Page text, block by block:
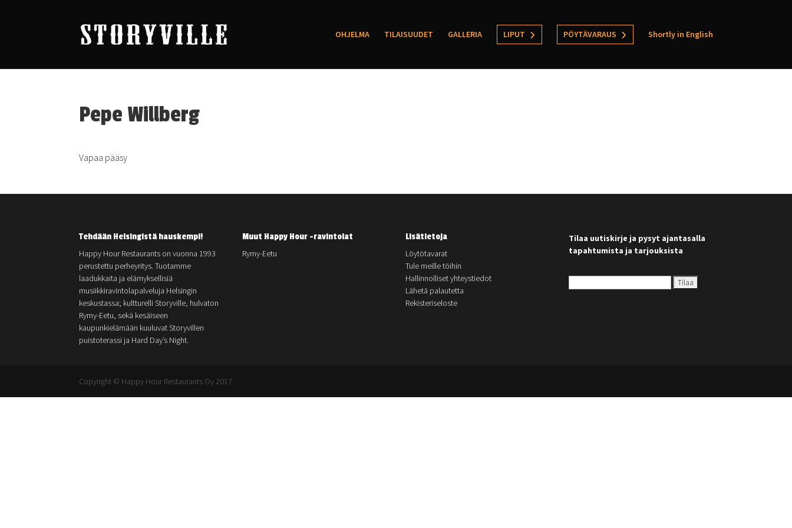
OHJELMA TILAISUUDET GALLERIA LIPUT PÖYTÄVARAUS Shortly in English
Pepe Willberg
Vapaa pääsy
Tehdään Helsingistä hauskempi!
Happy Hour Restaurants on vuonna 1993
perustettu perheyritys. Tuotamme
laadukkaita ja elämyksellisiä
musiikkiravintolapalveluja Helsingin
keskustassa; kultturelli Storyville, hulvaton
Rymy-Eetu, sekä kesäiseen
kaupunkielämään kuuluvat Storyvillen
puistoterassi ja Hard Day’s Night.
Muut Happy Hour -ravintolat
Rymy-Eetu
Lisätietoja
Löytötavarat
Tule meille töihin
Hallinnolliset yhteystiedot
Lähetä palautetta
Rekisteriseloste
Tilaa uutiskirje ja pysyt ajantasalla
tapahtumista ja tarjouksista
Copyright © Happy Hour Restaurants Oy 2017